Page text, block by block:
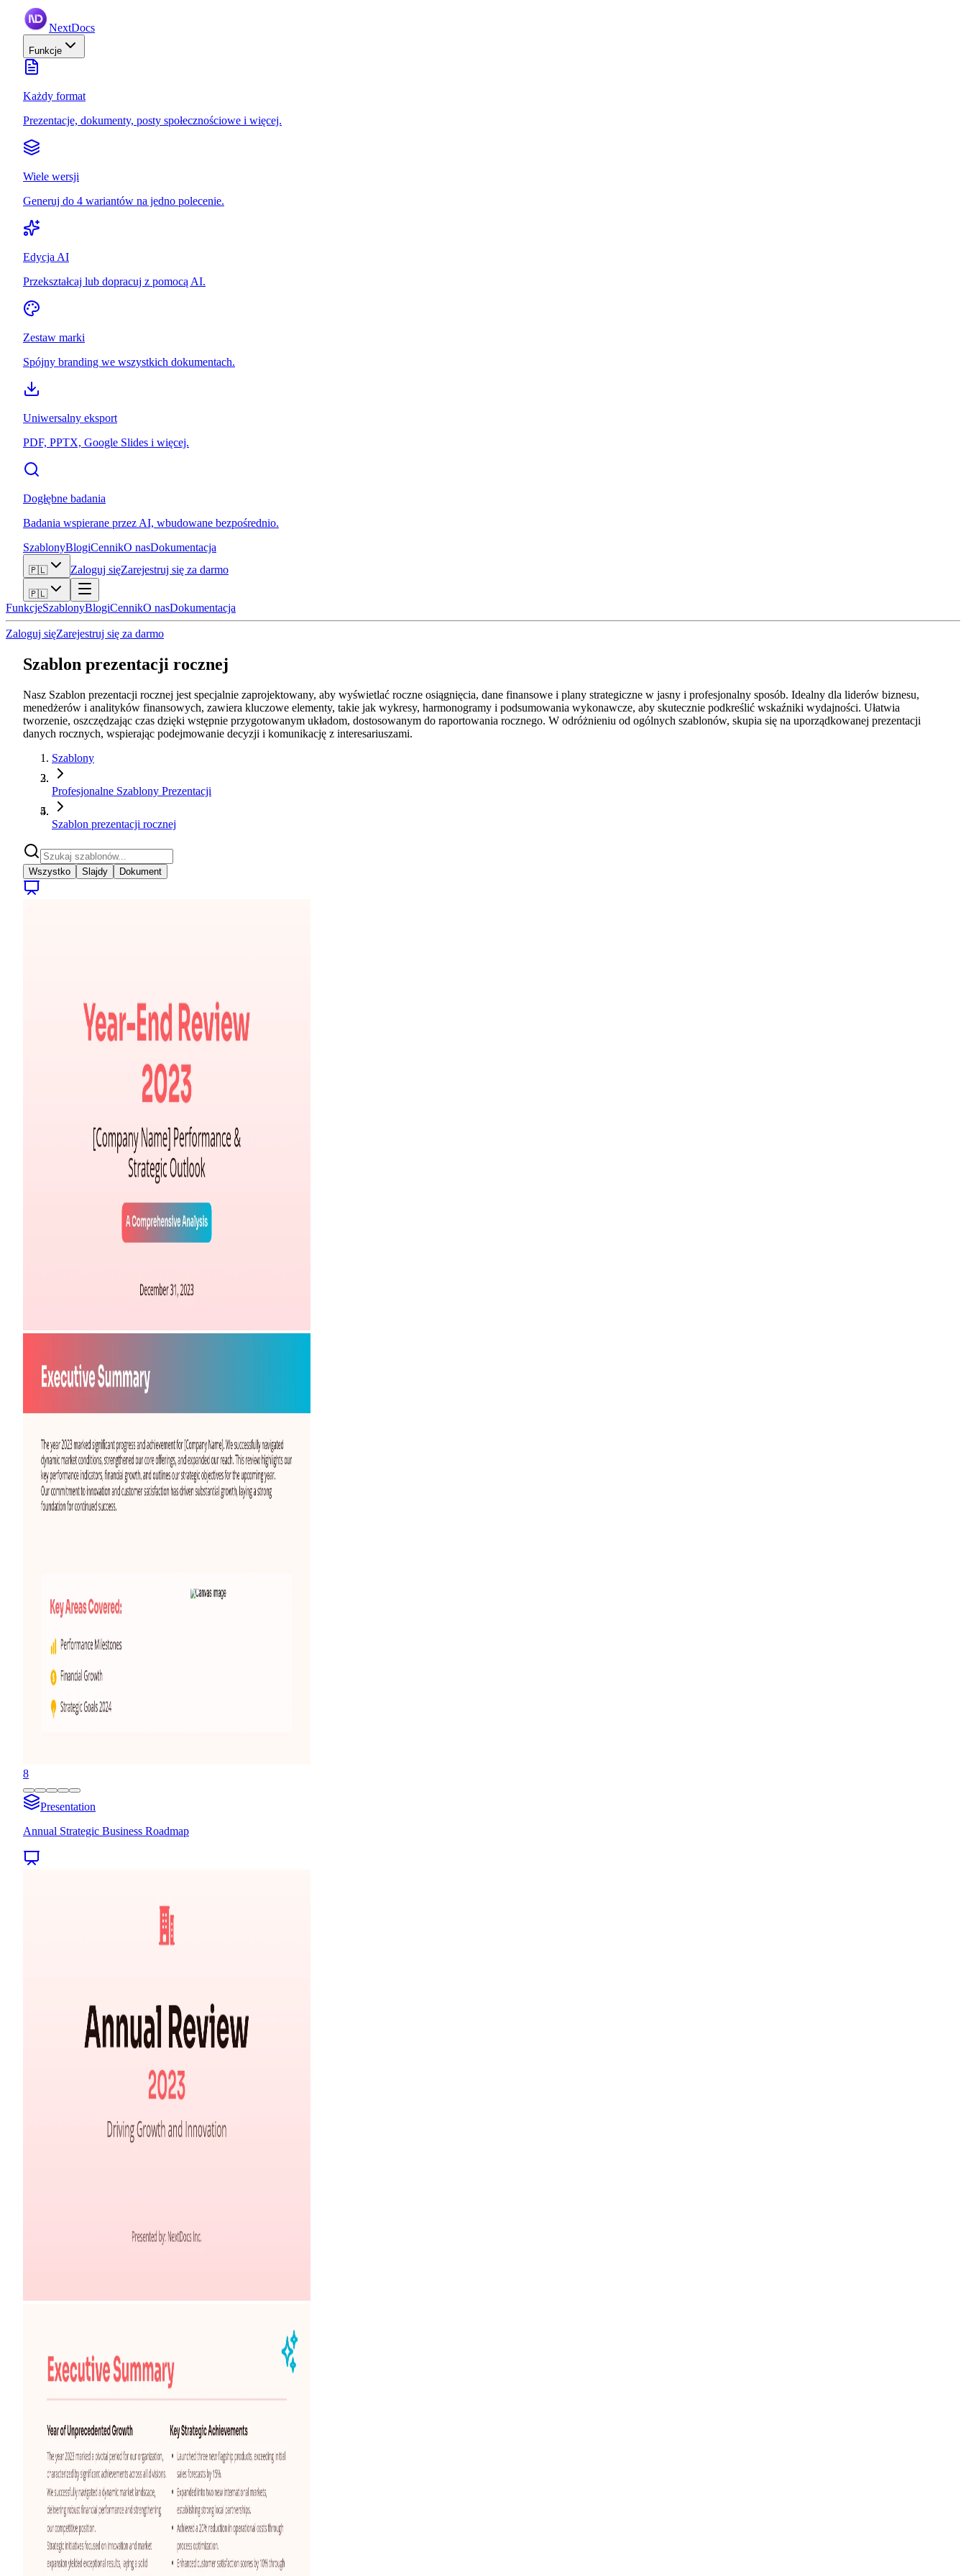
NextDocs
Funkcje
Każdy format
Prezentacje, dokumenty, posty społecznościowe i więcej.
Wiele wersji
Generuj do 4 wariantów na jedno polecenie.
Edycja AI
Przekształcaj lub dopracuj z pomocą AI.
Zestaw marki
Spójny branding we wszystkich dokumentach.
Uniwersalny eksport
PDF, PPTX, Google Slides i więcej.
Dogłębne badania
Badania wspierane przez AI, wbudowane bezpośrednio.
SzablonyBlogiCennikO nasDokumentacja
🇵🇱 Zaloguj sięZarejestruj się za darmo
🇵🇱
FunkcjeSzablonyBlogiCennikO nasDokumentacja
Zaloguj sięZarejestruj się za darmo
Szablon prezentacji rocznej
Nasz Szablon prezentacji rocznej jest specjalnie zaprojektowany, aby wyświetlać roczne osiągnięcia, dane finansowe i plany strategiczne w jasny i profesjonalny sposób. Idealny dla liderów biznesu,
menedżerów i analityków finansowych, zawiera kluczowe elementy, takie jak wykresy, harmonogramy i podsumowania wykonawcze, aby skutecznie podkreślić wskaźniki wydajności. Ułatwia
tworzenie, oszczędzając czas dzięki wstępnie przygotowanym układom, dostosowanym do raportowania rocznego. W odróżnieniu od ogólnych szablonów, skupia się na uporządkowanej prezentacji
danych rocznych, wspierając podejmowanie decyzji i komunikację z interesariuszami.
Szablony
Profesjonalne Szablony Prezentacji
Szablon prezentacji rocznej
Wszystko Slajdy Dokument
8
Presentation
Annual Strategic Business Roadmap